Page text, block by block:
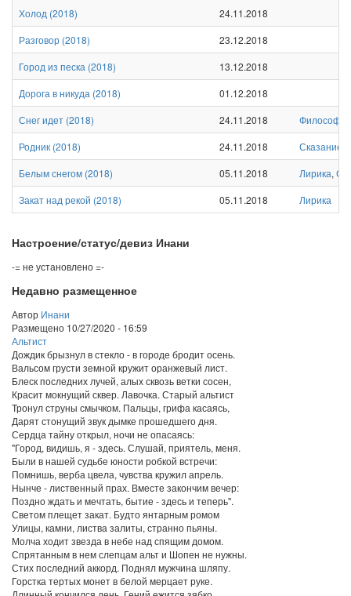
Холод (2018)
24.11.2018
Разговор (2018)
23.12.2018
Город из песка (2018)
13.12.2018
Дорога в никуда (2018)
01.12.2018
Снег идет (2018) 24.11.2018
Родник (2018) 24.11.2018 Сказание
Белым снегом (2018) 05.11.2018 Лирика,
Закат над рекой (2018) 05.11.2018 Лирика
Настроение/статус/девиз Инани
-= не установлено =-
Недавно размещенное
Автор Инани
Размещено 10/27/2020 - 16:59
Альтист
Дождик брызнул в стекло - в городе бродит осень.
Вальсом грусти земной кружит оранжевый лист.
Блеск последних лучей, алых сквозь ветки сосен,
Красит мокнущий сквер. Лавочка. Старый альтист
Тронул струны смычком. Пальцы, грифа касаясь,
Дарят стонущий звук дымке прошедшего дня.
Сердца тайну открыл, ночи не опасаясь:
"Город, видишь, я - здесь. Слушай, приятель, меня.
Были в нашей судьбе юности робкой встречи:
Помнишь, верба цвела, чувства кружил апрель.
Нынче - лиственный прах. Вместе закончим вечер:
Поздно ждать и мечтать, бытие - здесь и теперь".
Светом плещет закат. Будто янтарным ромом
Улицы, камни, листва залиты, странно пьяны.
Молча ходит звезда в небе над спящим домом.
Спрятанным в нем слепцам альт и Шопен не нужны.
Стих последний аккорд. Поднял мужчина шляпу.
Горстка тертых монет в белой мерцает руке.